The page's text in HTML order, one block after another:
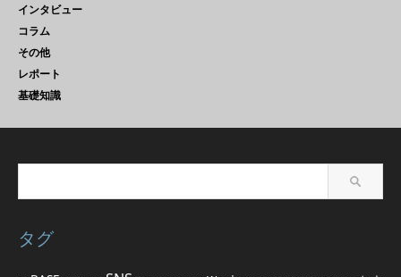
インタビュー
コラム
その他
レポート
基礎知識
タグ